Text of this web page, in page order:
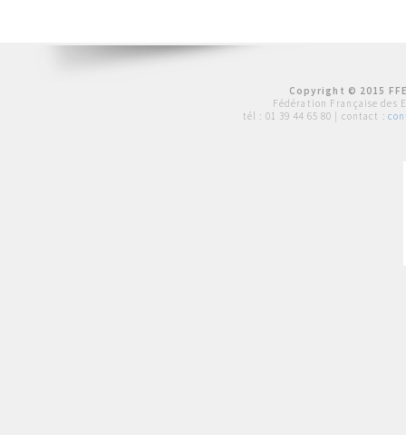
Copyright © 2015
Fédération Française des
tél : 01 39 44 65 80 | contact :